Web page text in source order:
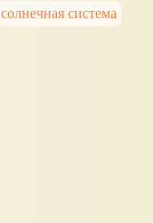
солнечная система